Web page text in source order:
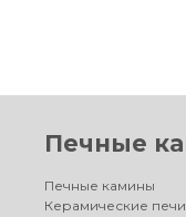
Печные
Печные камины
Керамические печи